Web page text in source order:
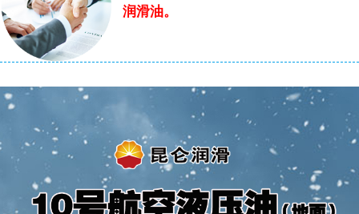
润滑油。